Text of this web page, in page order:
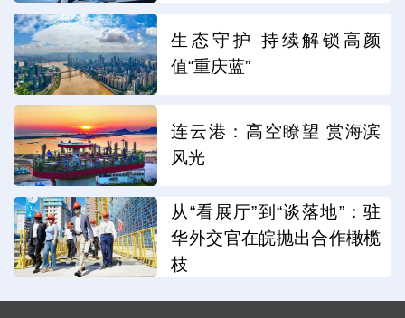
生态守护 持续解锁高颜
值“重庆蓝”
连云港：高空瞭望 赏海滨
风光
从“看展厅”到“谈落地”：驻
华外交官在皖抛出合作橄榄
枝